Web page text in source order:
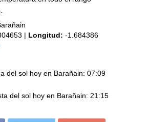
| Longitud: -1.684386
del sol hoy en Barañain: 07:09
del sol hoy en Barañain: 21:15